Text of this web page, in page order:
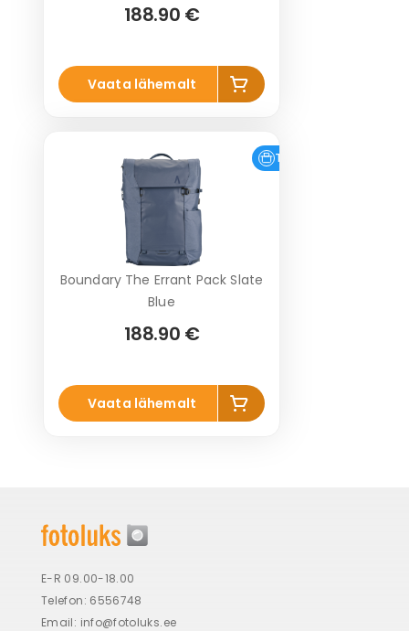
188.90 €
Vaata lähemalt
Lisa
korvi
Tasuta tarne
Boundary The Errant Pack Slate
Blue
188.90 €
Vaata lähemalt
Lisa
korvi
E-R 09.00-18.00
Telefon: 6556748
Email: info@fotoluks.ee